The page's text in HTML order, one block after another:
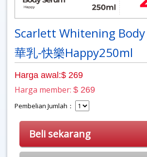
Scarlett Whitening
華乳-快樂Happy250ml
Harga awal:$ 269
Harga member: $ 269
Pembelian Jumlah：
Beli sekarang